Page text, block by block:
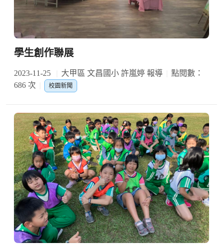
學生創作聯展
2023-11-25 大甲區 文昌國小 許嵐婷 報導
點閱數：
686 次
校園新聞